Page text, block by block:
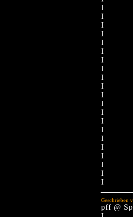
I
I
I
I
I
I
I
I
I
I
I
I
I
I
I
I
I
I
I
I
I
Geschrieben
pff @